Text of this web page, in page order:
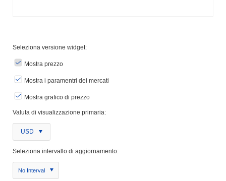
Seleziona versione widget:
Mostra prezzo
Mostra i paramentri dei mercati
Mostra grafico di prezzo
Valuta di visualizzazione primaria:
USD
Seleziona intervallo di aggiornamento:
No Interval